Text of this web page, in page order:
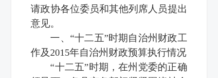
请政协各位委员和其他列席人员提出
意见。
一、“十二五”时期自治州财政工
作及2015年自治州财政预算执行情况
“十二五”时期，在州党委的正确